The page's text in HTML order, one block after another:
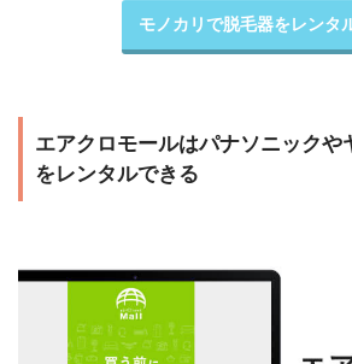
モノカリで脱毛器をレンタ
エアクロモールはパナソニックや
をレンタルできる